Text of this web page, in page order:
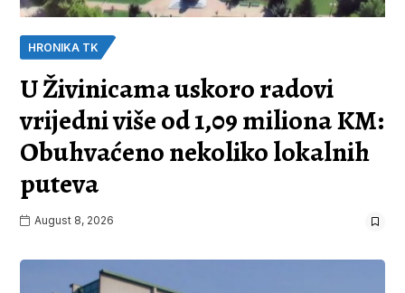
HRONIKA TK
U Živinicama uskoro radovi
vrijedni više od 1,09 miliona KM:
Obuhvaćeno nekoliko lokalnih
puteva
August 8, 2026